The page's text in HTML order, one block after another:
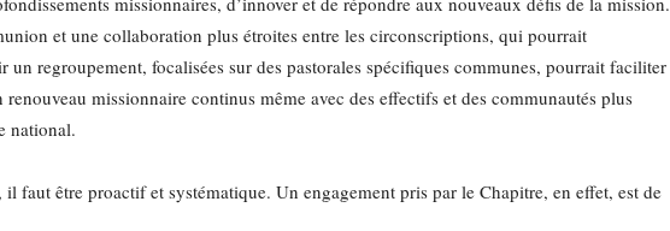
et une collaboration plus étroites entre les circonscriptions, qui pourrait
un regroupement, focalisées sur des pastorales spécifiques communes, pourrait faciliter
missionnaire continus même avec des effectifs et des communautés plus
national.
il faut être proactif et systématique. Un engagement pris par le Chapitre, en effet, est de